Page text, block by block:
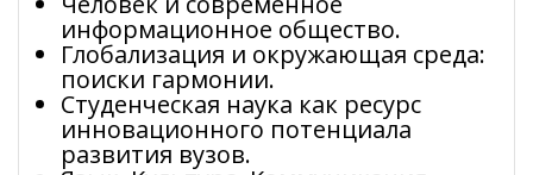
информационное общество.
Глобализация и окружающая среда:
поиски гармонии.
Студенческая наука как ресурс
инновационного потенциала
развития вузов.